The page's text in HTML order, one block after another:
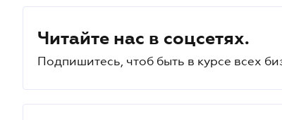
Читайте нас в соцсетях.
Подпишитесь, чтоб быть в курсе всех